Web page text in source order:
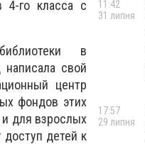
4-го класса с
в
написала свой
центр
фондов этих
для взрослых
доступ детей к
11:42
31 липня
17:57
29 липня